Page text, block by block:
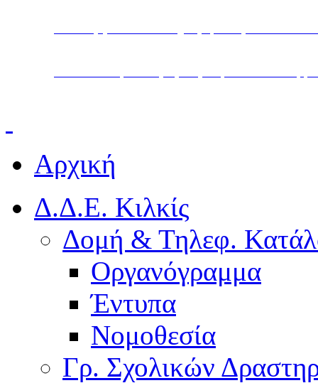
Αρχική
Δ.Δ.Ε. Κιλκίς
Δομή & Τηλεφ.
Οργανόγραμμα
Έντυπα
Νομοθεσία
Γρ. Σχολικών